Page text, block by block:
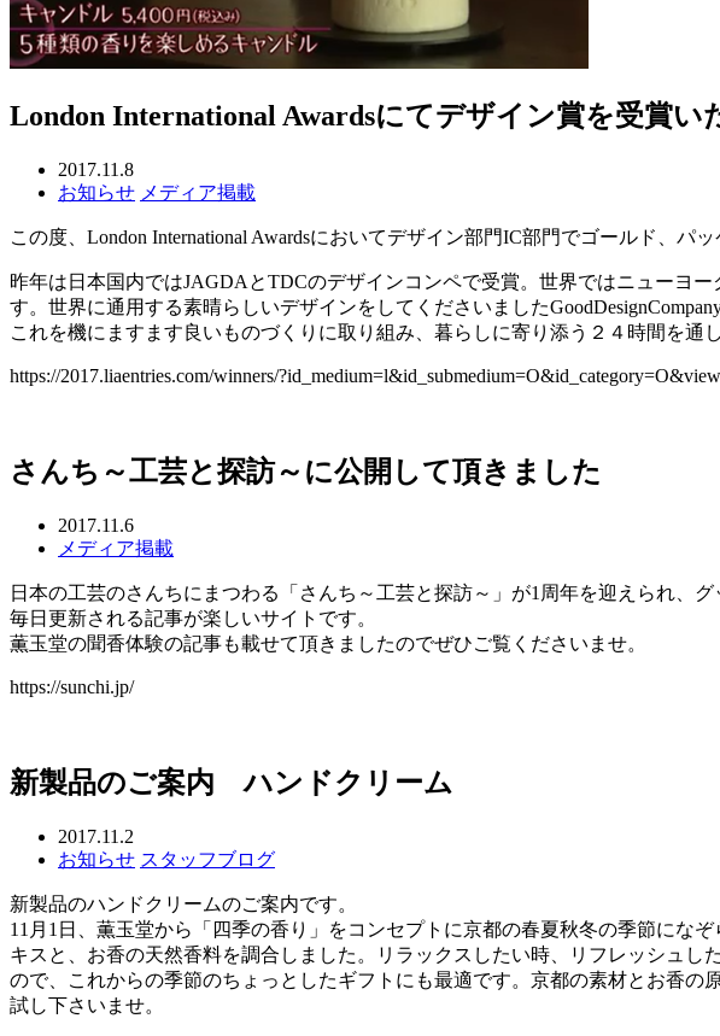
London International Awardsにてデザイン賞を受賞い
2017.11.8
お知らせ メディア掲載
この度、London International Awardsにおいてデザイン部門IC部門でゴールド、パ
昨年は日本国内ではJAGDAとTDCのデザインコンペで受賞。世界ではニューヨー
す。世界に通用する素晴らしいデザインをしてくださいました
これを機にますます良いものづくりに取り組み、暮らしに寄り添う２４時間を通
https://2017.liaentries.com/winners/
さんち～工芸と探訪～に公開して頂きました
2017.11.6
メディア掲載
日本の工芸のさんちにまつわる「さんち～工芸と探訪～」が1周年を迎えられ、グ
毎日更新される記事が楽しいサイトです。
薫玉堂の聞香体験の記事も載せて頂きましたのでぜひご覧くださいませ。
https://sunchi.jp/
新製品のご案内 ハンドクリーム
2017.11.2
お知らせ スタッフブログ
新製品のハンドクリームのご案内です。
11月1日、薫玉堂から「四季の香り」をコンセプトに京都の春夏秋冬の季節にな
キスと、お香の天然香料を調合しました。リラックスしたい時、リフレッシュ
ので、これからの季節のちょっとしたギフトにも最適です。京都の素材とお香
試し下さいませ。